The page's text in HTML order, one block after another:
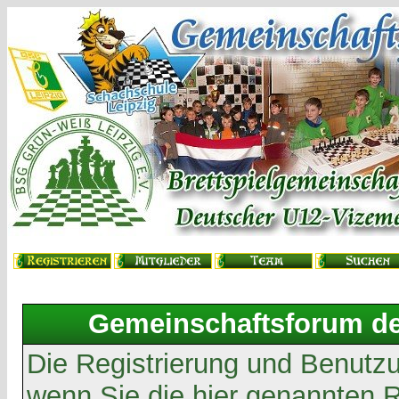
Gemeinschaftsforum
Die Registrierung und